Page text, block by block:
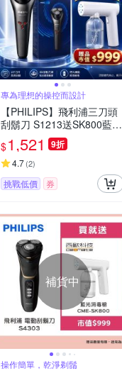
專為理想的操控而設計
【PHILIPS】飛利浦三刀頭
刮鬍刀 S1213送SK800藍光
噴霧槍
$1,521 9折
4.7(2)
挑戰低價 券
補貨中
操作簡單，乾淨剃鬚